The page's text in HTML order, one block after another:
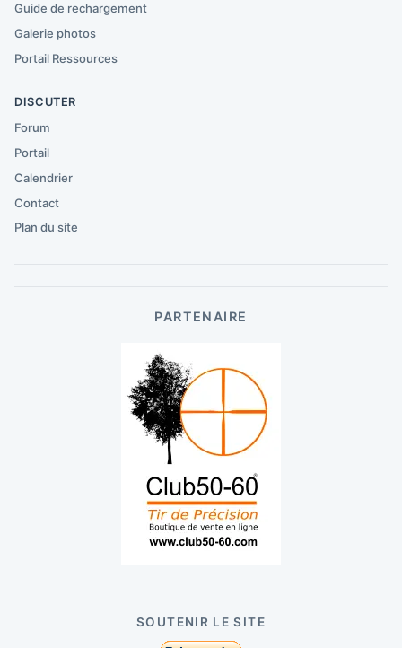
Guide de rechargement
Galerie photos
Portail Ressources
DISCUTER
Forum
Portail
Calendrier
Contact
Plan du site
PARTENAIRE
SOUTENIR LE SITE